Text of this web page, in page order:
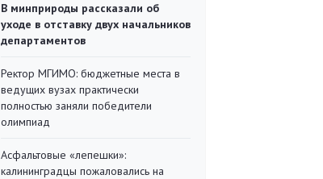
В минприроды рассказали об
уходе в отставку двух начальников
департаментов
Ректор МГИМО: бюджетные места в
ведущих вузах практически
полностью заняли победители
олимпиад
Асфальтовые «лепешки»:
калининградцы пожаловались на